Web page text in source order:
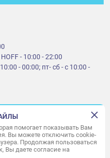
- 10:00 - 22:00
- 00:00; пт- сб - с 10:00 -
защищены.
помогает показывать Вам
Вы можете отключить cookie-
Продолжая пользоваться
Вы даете согласие на